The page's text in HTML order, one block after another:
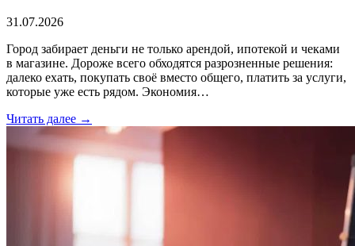
31.07.2026
Город забирает деньги не только арендой, ипотекой и чеками
в магазине. Дороже всего обходятся разрозненные решения:
далеко ехать, покупать своё вместо общего, платить за услуги,
которые уже есть рядом. Экономия…
Читать далее →